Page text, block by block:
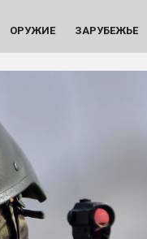
ОРУЖИЕ ЗАРУБЕЖЬЕ